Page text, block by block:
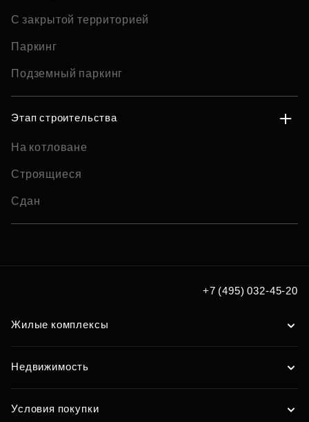
С закрытой территорией
Паркинг
Подземный паркинг
Этап строительства
На котловане
Строящиеся
Сдан
+7 (495) 032-45-20
Жилые комплексы
Недвижимость
Условия покупки